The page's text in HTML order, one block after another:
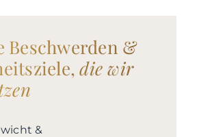
Beschwerden &
die wir
&